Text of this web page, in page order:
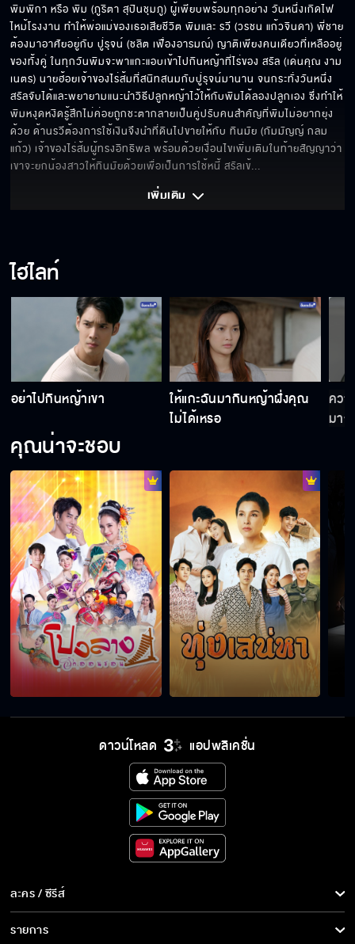
พิมพิกา หรือ พิม (ภูริตา สุปินชุมภู) ผู้เพียบพร้อมทุกอย่าง วันหนึ่งเกิดไฟ
ไหม้โรงงาน ทำให้พ่อแม่ของเธอเสียชีวิต พิมและ รวี (วรชน แก้วจินดา) พี่ชาย
ต้องมาอาศัยอยู่กับ ปู่รุจน์ (ชลิต เฟื่องอารมณ์) ญาติเพียงคนเดียวที่เหลืออยู่
ของทั้งคู่ ในทุกวันพิมจะพาแกะแอบเข้าไปกินหญ้าที่ไร่ของ สรัล (เด่นคุณ งาม
เนตร) นายฮ้อยเจ้าของไร่ส้มที่สนิทสนมกับปู่รุจน์มานาน จนกระทั่งวันหนึ่ง
สรัลจับได้และพยายามแนะนำวิธีปลูกหญ้าไว้ให้กับพิมได้ลองปลูกเอง ซึ่งทำให้
พิมหงุดหงิดรู้สึกไม่ค่อยถูกชะตากลายเป็นคู่ปรับคนสำคัญที่พิมไม่อยากยุ่ง
ด้วย ด้านรวีต้องการใช้เงินจึงนำที่ดินไปขายให้กับ ทินมัย (กัมมัญญ์ กลม
แก้ว) เจ้าของไร่ส้มผู้ทรงอิทธิพล พร้อมด้วยเงื่อนไขเพิ่มเติมในท้ายสัญญาว่า
เขาจะยกน้องสาวให้ทินมัยด้วยเพื่อเป็นการใช้หนี้ สรัลเข้...
เพิ่มเติม
ไฮไลท์
อย่าไปกินหญ้าเขา
ให้แกะฉันมากินหญ้าฝั่งคุณ
ไม่ได้เหรอ
ควา
มาก
คุณน่าจะชอบ
ดาวน์โหลด แอปพลิเคชั่น
ละคร / ซีรีส์
ละคร/ซีรีส์
รายการ